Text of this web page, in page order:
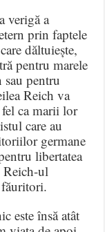
verigă a
prin faptele
dăltuiește,
pentru marele
pentru
Reich va
fel ca marii lor
care au
germane
libertatea
ul
.
este însă atât